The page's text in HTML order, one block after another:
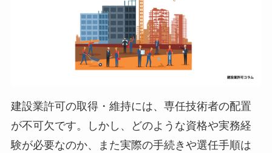
建設業許可の取得・維持には、専任技術者の配置
が不可欠です。しかし、どのような資格や実務経
験が必要なのか、また実際の手続きや選任手順は